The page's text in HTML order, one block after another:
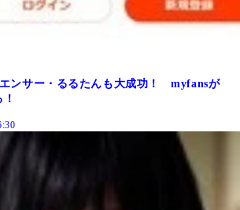
ンサー・るるたんも大成功！ myfansが